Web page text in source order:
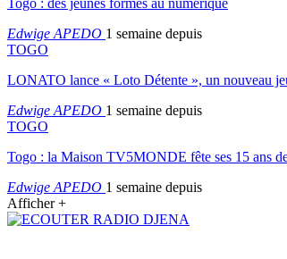
Edwige APEDO 1 semaine depuis
TOGO
LONATO lance « Loto Détente », un nouveau
Edwige APEDO 1 semaine depuis
TOGO
Togo : la Maison TV5MONDE fête ses 15 ans
Edwige APEDO 1 semaine depuis
Afficher +